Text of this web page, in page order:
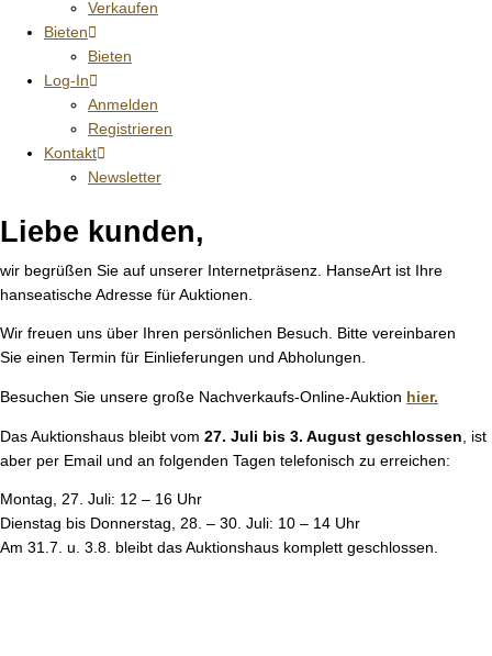
Verkaufen
Bieten
Bieten
Log-In
Anmelden
Registrieren
Kontakt
Newsletter
Liebe kunden,
wir begrüßen Sie auf unserer Internetpräsenz. HanseArt ist Ihre
hanseatische Adresse für Auktionen.
Wir freuen uns über Ihren persönlichen Besuch. Bitte vereinbaren
Sie einen Termin für Einlieferungen und Abholungen.
Besuchen Sie unsere große Nachverkaufs-Online-Auktion hier.
Das Auktionshaus bleibt vom 27. Juli bis 3. August geschlossen , ist
aber per Email und an folgenden Tagen telefonisch zu erreichen:
Montag, 27. Juli: 12 – 16 Uhr
Dienstag bis Donnerstag, 28. – 30. Juli: 10 – 14 Uhr
Am 31.7. u. 3.8. bleibt das Auktionshaus komplett geschlossen.